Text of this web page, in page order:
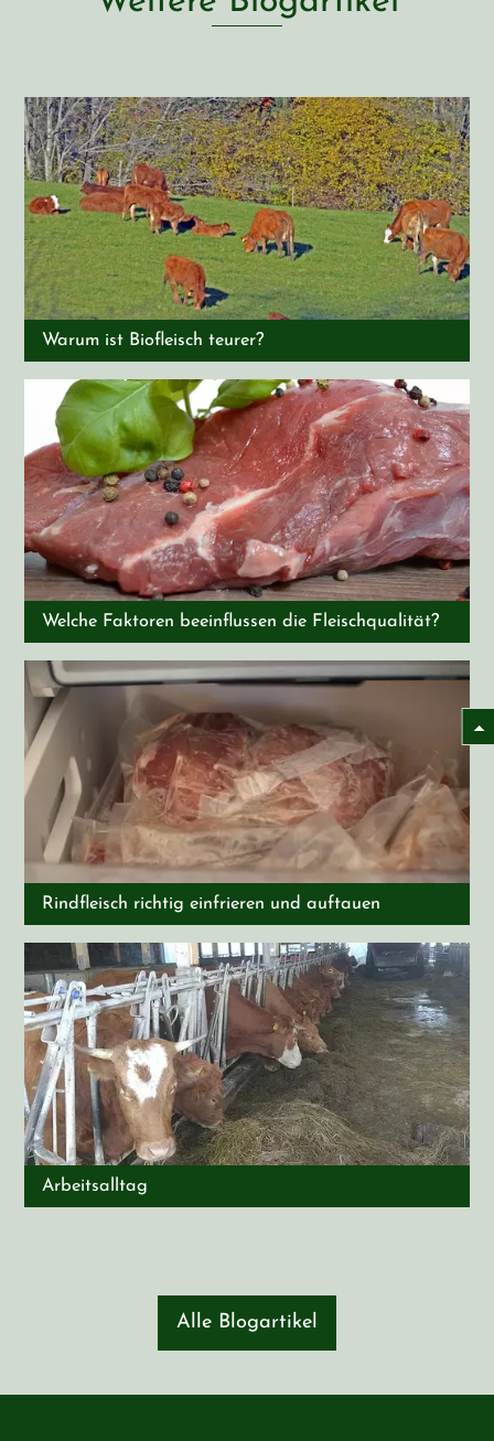
Warum ist Biofleisch teurer?
Welche Faktoren beeinflussen die Fleischqualität?
Rindfleisch richtig einfrieren und auftauen
Arbeitsalltag
Alle Blogartikel